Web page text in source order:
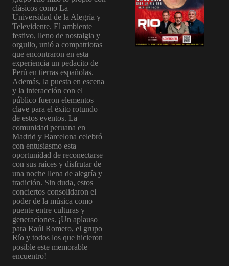
clásicos como La
Universidad de la Alegría y
Televidente. El ambiente
festivo, lleno de nostalgia y
orgullo, unió a compatriotas
que encontraron en esta
experiencia un pedacito de
Perú en tierras españolas.
Además, la puesta en escena
y la interacción con el
público fueron elementos
clave para el éxito rotundo
de estos eventos. La
comunidad peruana en
Madrid y Barcelona celebró
con entusiasmo esta
oportunidad de reconectarse
con sus raíces y disfrutar de
una noche llena de alegría y
tradición. Sin duda, estos
conciertos consolidaron el
poder de la música como
puente entre culturas y
generaciones. ¡Un aplauso
para Raúl Romero, el grupo
Río y todos los que hicieron
posible este memorable
encuentro!